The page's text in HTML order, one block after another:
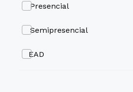
Presencial
Semipresencial
EAD